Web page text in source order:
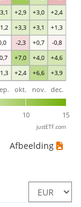
+2,4 +6,6 +3,9
+7,0 +4,0 +4,6
-2,3 +0,7 -0,8
+3,3 +3,1 +1,3
+2,9 +3,0 +2,4
10 15
okt. nov. dec.
justETF.com
Afbeelding